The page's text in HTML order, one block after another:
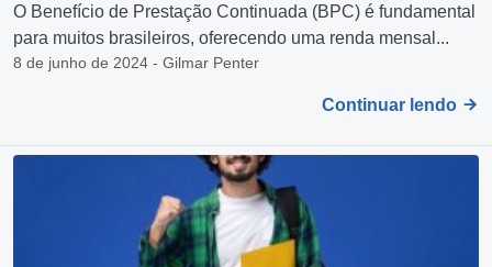
O Benefício de Prestação Continuada (BPC) é fundamental
para muitos brasileiros, oferecendo uma renda mensal...
8 de junho de 2024 - Gilmar Penter
Continuar lendo